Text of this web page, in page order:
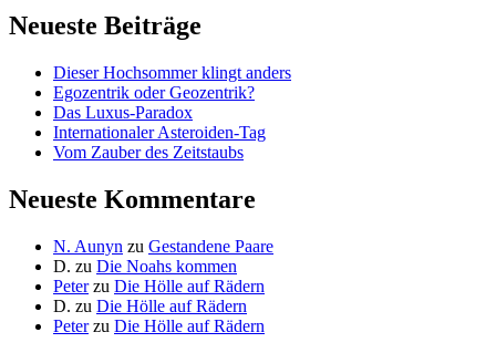
Neueste Beiträge
Dieser Hochsommer klingt anders
Egozentrik oder Geozentrik?
Das Luxus-Paradox
Internationaler Asteroiden-Tag
Vom Zauber des Zeitstaubs
Neueste Kommentare
N. Aunyn zu Gestandene Paare
D. zu Die Noahs kommen
Peterzu Die Hölle auf Rädern
D. zu Die Hölle auf Rädern
Peterzu Die Hölle auf Rädern